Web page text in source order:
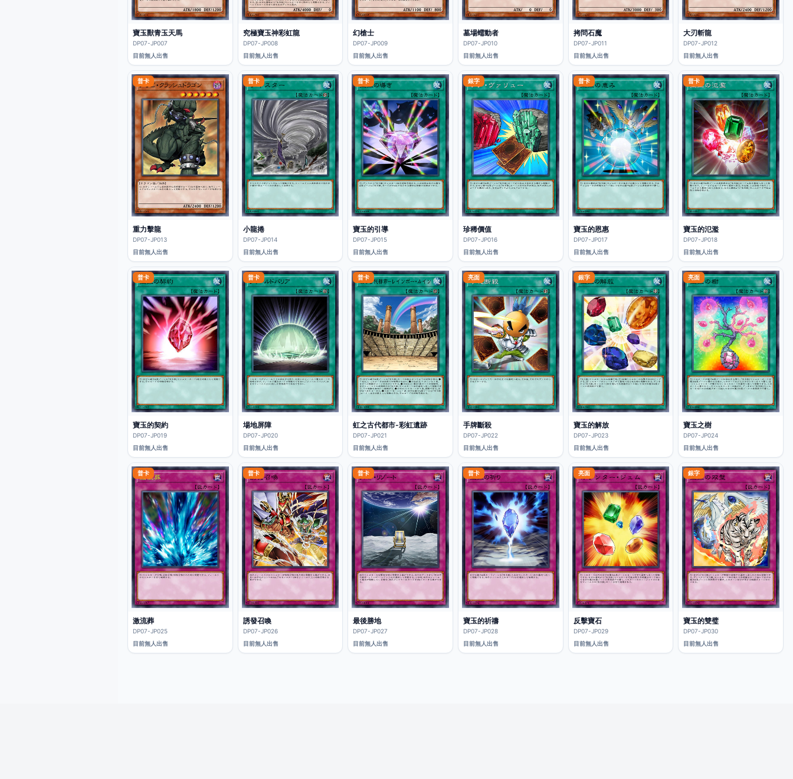
寶玉獸青玉天馬
DP07-JP007
目前無人出售
究極寶玉神彩虹龍
DP07-JP008
目前無人出售
幻槍士
DP07-JP009
目前無人出售
墓場蠕動者
DP07-JP010
目前無人出售
拷問石魔
DP07-JP011
目前無人出售
大刃斬龍
DP07-JP012
目前無人出售
普卡
重力擊龍
DP07-JP013
目前無人出售
普卡
小龍捲
DP07-JP014
目前無人出售
普卡
寶玉的引導
DP07-JP015
目前無人出售
銀字
珍稀價值
DP07-JP016
目前無人出售
普卡
寶玉的恩惠
DP07-JP017
目前無人出售
普卡
寶玉的氾濫
DP07-JP018
目前無人出售
普卡
寶玉的契約
DP07-JP019
目前無人出售
普卡
場地屏障
DP07-JP020
目前無人出售
普卡
虹之古代都市-彩虹遺跡
DP07-JP021
目前無人出售
亮面
手牌斷殺
DP07-JP022
目前無人出售
銀字
寶玉的解放
DP07-JP023
目前無人出售
亮面
寶玉之樹
DP07-JP024
目前無人出售
普卡
激流葬
DP07-JP025
目前無人出售
普卡
誘發召喚
DP07-JP026
目前無人出售
普卡
最後勝地
DP07-JP027
目前無人出售
普卡
寶玉的祈禱
DP07-JP028
目前無人出售
亮面
反擊寶石
DP07-JP029
目前無人出售
銀字
寶玉的雙璧
DP07-JP030
目前無人出售